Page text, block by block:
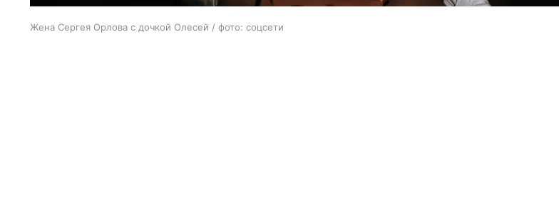
Жена Сергея Орлова с дочкой Олесей / фото: соцсети